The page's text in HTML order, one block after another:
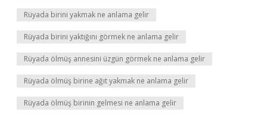
Rüyada birini yakmak ne anlama gelir
Rüyada birini yaktığını görmek ne anlama gelir
Rüyada ölmüş annesini üzgün görmek ne anlama gelir
Rüyada ölmüş birine ağıt yakmak ne anlama gelir
Rüyada ölmüş birinin gelmesi ne anlama gelir